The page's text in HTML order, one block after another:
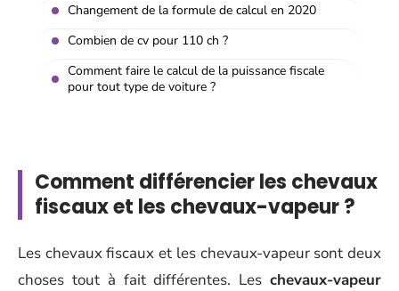
Changement de la formule de calcul en 2020
Combien de cv pour 110 ch ?
Comment faire le calcul de la puissance fiscale
pour tout type de voiture ?
Comment différencier les chevaux
fiscaux et les chevaux-vapeur ?
Les chevaux fiscaux et les chevaux-vapeur sont deux
choses tout à fait différentes. Les chevaux-vapeur